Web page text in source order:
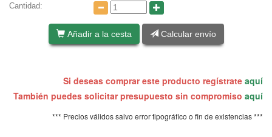
Cantidad:
Añadir a la cesta Calcular envío
Si deseas comprar este producto regístrate aquí
También puedes solicitar presupuesto sin compromiso aquí
*** Precios válidos salvo error tipográfico o fin de existencias ***